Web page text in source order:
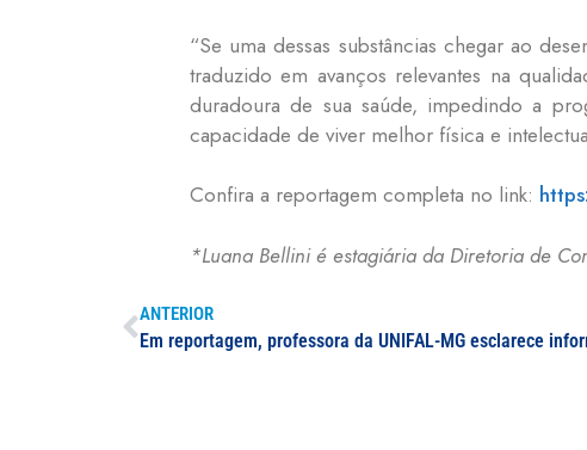
“Se uma dessas substâncias chegar ao
traduzido em avanços relevantes na
duradoura de sua saúde, impedindo a
capacidade de viver melhor física e
Confira a reportagem completa no link:
*Luana Bellini é estagiária da Diretoria de
ANTERIOR